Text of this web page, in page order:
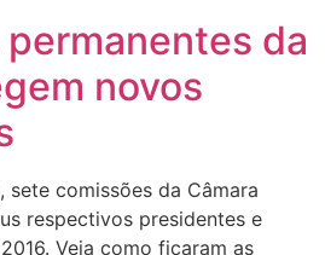
da
novos
comissões da Câmara
respectivos presidentes e
Veja como ficaram as